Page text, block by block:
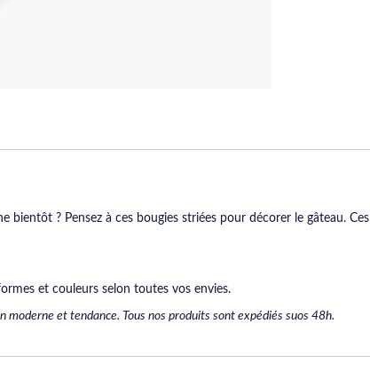
? Pensez à ces bougies striées pour décorer le gâteau. Ces
et couleurs selon toutes vos envies.
et tendance. Tous nos produits sont expédiés suos 48h.